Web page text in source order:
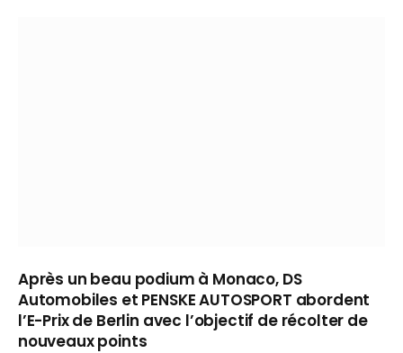
Après un beau podium à Monaco, DS
Automobiles et PENSKE AUTOSPORT abordent
l’E-Prix de Berlin avec l’objectif de récolter de
nouveaux points